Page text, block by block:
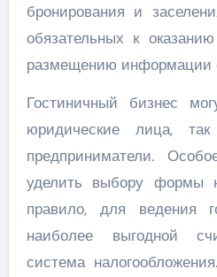
бронирования и
обязательных к
размещению информации
Гостиничный бизнес
юридические лица,
предприниматели.
уделить выбору формы
правило, для ведения
наиболее выгодной
система